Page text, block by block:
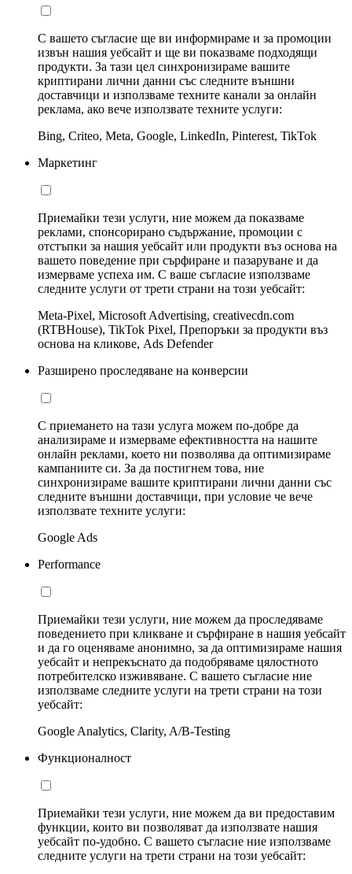
С вашето съгласие ще ви информираме и за промоции
извън нашия уебсайт и ще ви показваме подходящи
продукти. За тази цел синхронизираме вашите
криптирани лични данни със следните външни
доставчици и използваме техните канали за онлайн
реклама, ако вече използвате техните услуги:
Bing, Criteo, Meta, Google, LinkedIn, Pinterest, TikTok
Маркетинг
Приемайки тези услуги, ние можем да показваме
реклами, спонсорирано съдържание, промоции с
отстъпки за нашия уебсайт или продукти въз основа на
вашето поведение при сърфиране и пазаруване и да
измерваме успеха им. С ваше съгласие използваме
следните услуги от трети страни на този уебсайт:
Meta-Pixel, Microsoft Advertising, creativecdn.com
(RTBHouse), TikTok Pixel, Препоръки за продукти въз
основа на кликове, Ads Defender
Разширено проследяване на конверсии
С приемането на тази услуга можем по-добре да
анализираме и измерваме ефективността на нашите
онлайн реклами, което ни позволява да оптимизираме
кампаниите си. За да постигнем това, ние
синхронизираме вашите криптирани лични данни със
следните външни доставчици, при условие че вече
използвате техните услуги:
Google Ads
Performance
Приемайки тези услуги, ние можем да проследяваме
поведението при кликване и сърфиране в нашия уебсайт
и да го оценяваме анонимно, за да оптимизираме нашия
уебсайт и непрекъснато да подобряваме цялостното
потребителско изживяване. С вашето съгласие ние
използваме следните услуги на трети страни на този
уебсайт:
Google Analytics, Clarity, A/B-Testing
Функционалност
Приемайки тези услуги, ние можем да ви предоставим
функции, които ви позволяват да използвате нашия
уебсайт по-удобно. С вашето съгласие ние използваме
следните услуги на трети страни на този уебсайт: